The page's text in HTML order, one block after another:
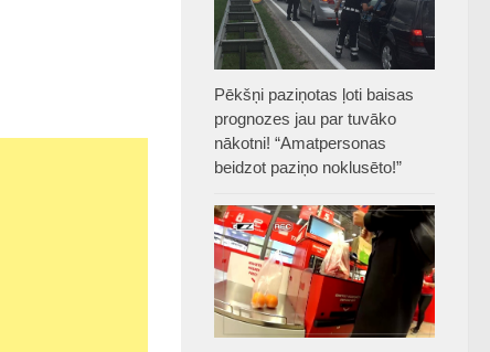
Pēkšņi paziņotas ļoti baisas
prognozes jau par tuvāko
nākotni! “Amatpersonas
beidzot paziņo noklusēto!”